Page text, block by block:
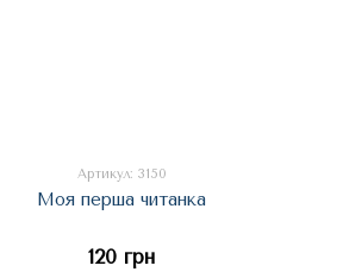
Артикул: 3150
Моя перша читанка
120 грн